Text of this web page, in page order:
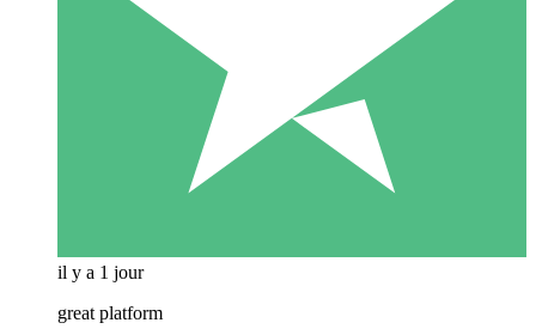
il y a 1 jour
great platform